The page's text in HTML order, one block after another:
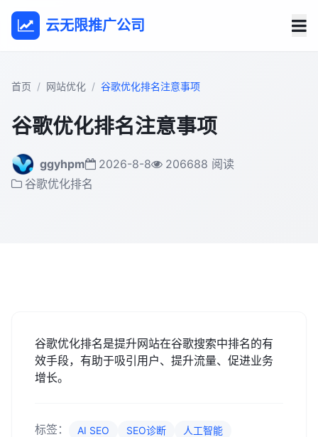
云无限推广公司
首页 网站优化 谷歌优化排名注意事项
谷歌优化排名注意事项
ggyhpm 2026-8-8
206688 阅读
谷歌优化排名
谷歌优化排名是提升网站在谷歌搜索中排名的有
效手段，有助于吸引用户、提升流量、促进业务
增长。
标签： AI SEO SEO诊断
人工智能